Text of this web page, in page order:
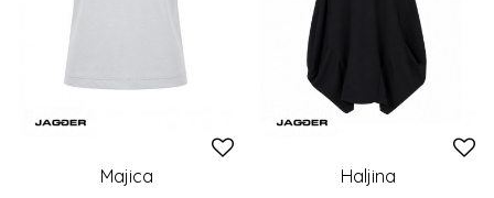
Majica Haljina